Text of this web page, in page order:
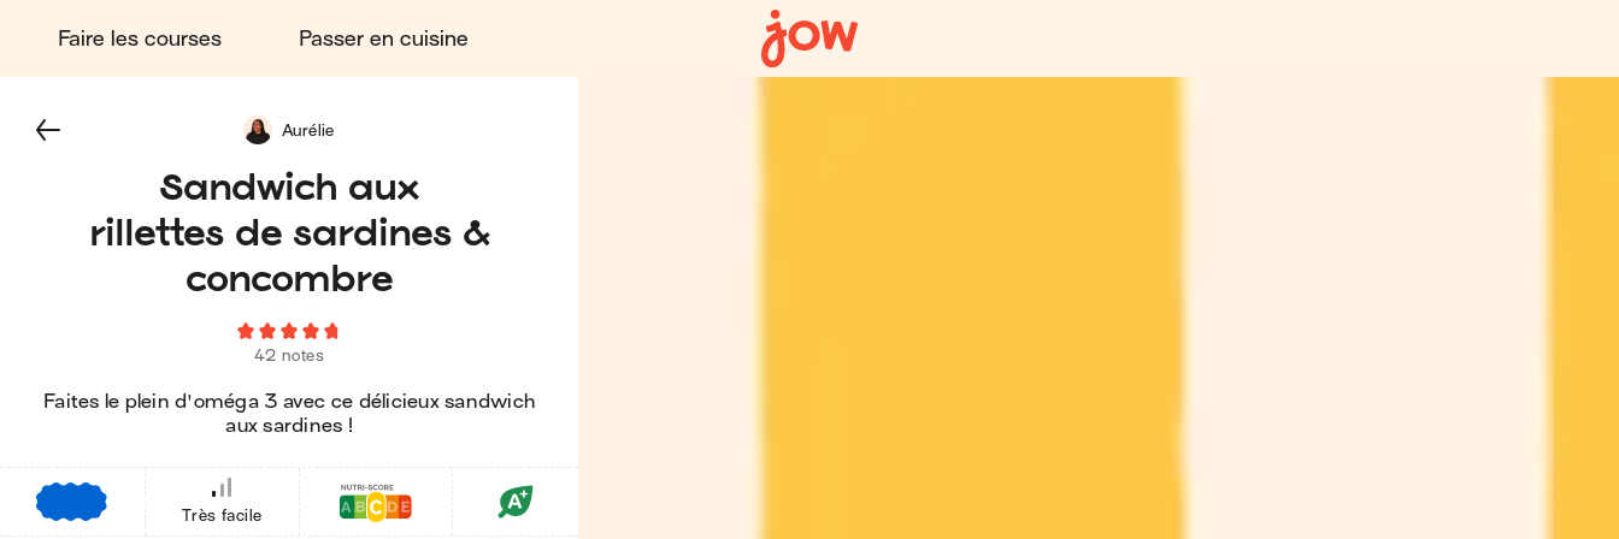
Faire les courses Passer en cuisine
Sandwich aux
rillettes de sardines &
concombre
42 notes
Faites le plein d'oméga 3 avec ce délicieux sandwich
aux sardines !
Aurélie
Très facile